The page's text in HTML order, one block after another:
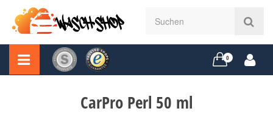
0
CarPro Perl 50 ml